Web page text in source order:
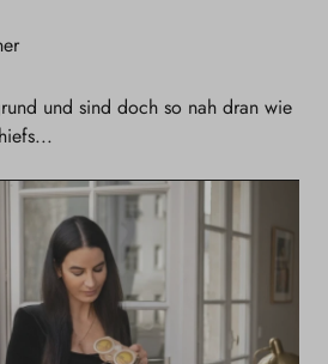
und sind doch so nah dran wie